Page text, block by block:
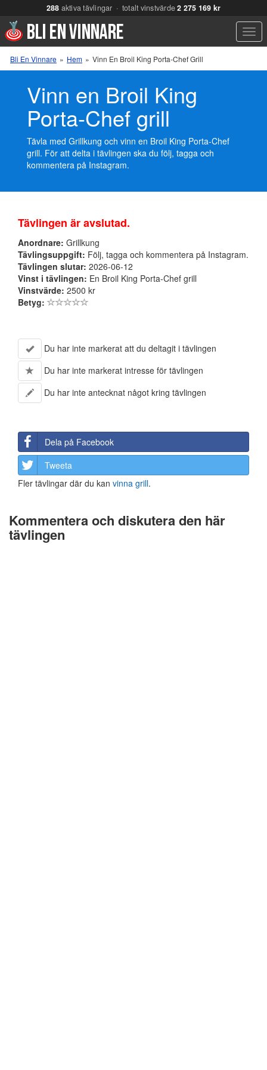
288 aktiva tävlingar · totalt vinstvärde2 275 169 kr
Bli En Vinnare » Hem » Vinn En Broil King Porta-Chef Grill
Vinn en Broil King
Porta-Chef grill
Tävla med Grillkung och vinn en Broil King Porta-Chef
grill. För att delta i tävlingen ska du följ, tagga och
kommentera på Instagram.
Tävlingen är avslutad.
Anordnare: Grillkung
Tävlingsuppgift: Följ, tagga och kommentera på Instagram.
Tävlingen slutar: 2026-06-12
Vinst i tävlingen: En Broil King Porta-Chef grill
Vinstvärde: 2500 kr
Betyg:
Du har inte markerat att du deltagit i tävlingen
Du har inte markerat intresse för tävlingen
Du har inte antecknat något kring tävlingen
Dela på Facebook
Tweeta
Fler tävlingar där du kan vinna grill.
Kommentera och diskutera den här
tävlingen